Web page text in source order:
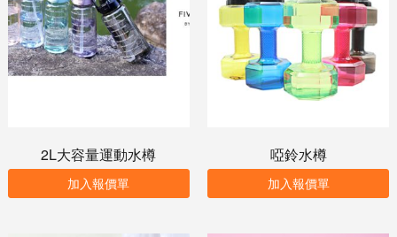
2L大容量運動水樽
加入報價單
啞鈴水樽
加入報價單